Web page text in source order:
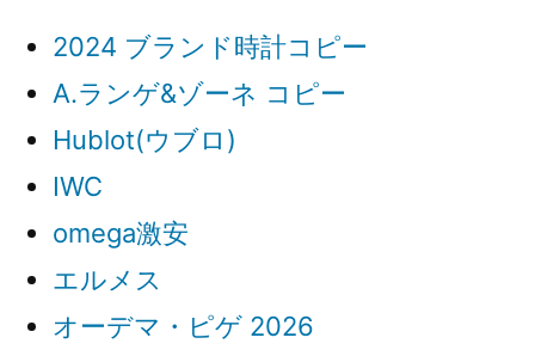
2024 ブランド時計コピー
A.ランゲ&ゾーネ コピー
Hublot(ウブロ)
IWC
omega激安
エルメス
オーデマ・ピゲ 2026